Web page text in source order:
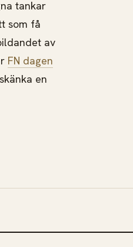
tankar
som få
av
FN dagen
en